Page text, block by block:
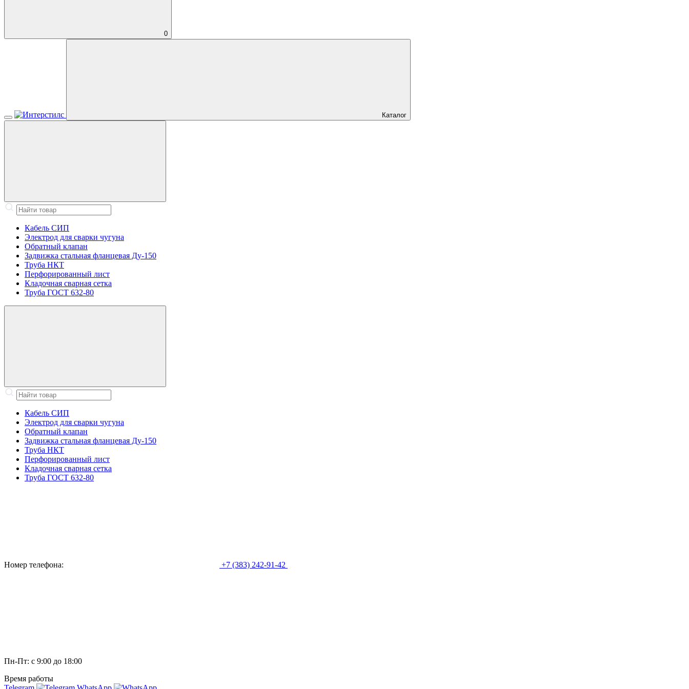
0
Каталог
Кабель СИП
Электрод для сварки чугуна
Обратный клапан
Задвижка стальная фланцевая Ду-150
Труба НКТ
Перфорированный лист
Кладочная сварная сетка
Труба ГОСТ 632-80
Кабель СИП
Электрод для сварки чугуна
Обратный клапан
Задвижка стальная фланцевая Ду-150
Труба НКТ
Перфорированный лист
Кладочная сварная сетка
Труба ГОСТ 632-80
Номер телефона: +7 (383) 242-91-42
Пн-Пт: с 9:00 до 18:00
Время работы